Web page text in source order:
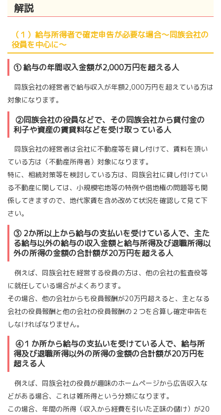
解説
（１）給与所得者で確定申告が必要な場合～同族会社の
役員を中心に～
① 給与の年間収入金額が2,000万円を超える人
同族会社の経営者で給与収入が年額2,000万円を超えている方は
対象になります。
②同族会社の役員などで、その同族会社から貸付金の
利子や資産の賃貸料などを受け取っている人
同族会社の経営者は会社に不動産等を貸し付けて、賃料を頂い
ている方は（不動産所得者）対象になります。
特に、相続対策等を検討している方は、同族会社に貸し付けてい
る不動産に関しては、小規模宅地等の特例や借地権の問題等も関
係してきますので、地代家賃を含め改めて状況を確認して見て下
さい。
③ 2か所以上から給与の支払いを受けている人で、主た
る給与以外の給与の収入金額と給与所得及び退職所得以
外の所得の金額の合計額が20万円を超える人
例えば、同族会社を経営する役員の方は、他の会社の監査役等
に就任している場合がよくあります。
その場合、他の会社からも役員報酬が20万円超えると、主となる
会社の役員報酬と他の会社の役員報酬の２つを合算し確定申告を
しなければなりません。
④１か所から給与の支払いを受けている人で、給与所
得及び退職所得以外の所得の金額の合計額が20万円を
超える人
例えば、同族会社の役員が趣味のホームページから広告収入な
どがある場合、これは雑所得という分類になります。
この場合、年間の所得（収入から経費を引いた正味の儲け）が20